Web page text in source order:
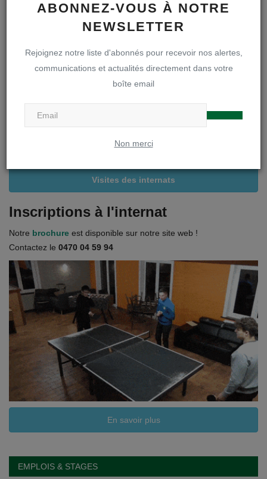
ABONNEZ-VOUS À NOTRE
NEWSLETTER
Rejoignez notre liste d'abonnés pour recevoir nos alertes,
communications et actualités directement dans votre
boîte email
Non merci
A LA UNE
Inscriptions en première secondaire
Infos inscriptions
Brochure « A la découverte de notre DOA »
Règlements et projets
Visites des internats
Inscriptions à l'internat
Notre brochure est disponible sur notre site web !
Contactez le 0470 04 59 94
En savoir plus
EMPLOIS & STAGES